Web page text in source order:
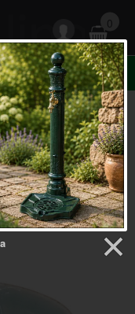
0
Portugal ->Miska